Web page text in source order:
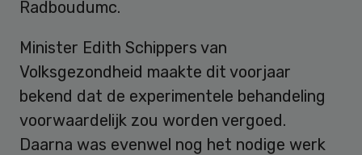
Radboudumc.
Minister Edith Schippers van
Volksgezondheid maakte dit voorjaar
bekend dat de experimentele behandeling
voorwaardelijk zou worden vergoed.
Daarna was evenwel nog het nodige werk